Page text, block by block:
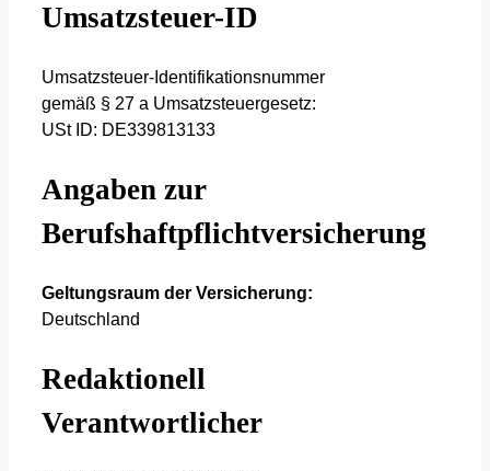
Umsatzsteuer-ID
Umsatzsteuer-Identifikationsnummer
gemäß § 27 a Umsatzsteuergesetz:
USt ID: DE339813133
Angaben zur
Berufshaftpflichtversicherung
Geltungsraum der Versicherung:
Deutschland
Redaktionell
Verantwortlicher